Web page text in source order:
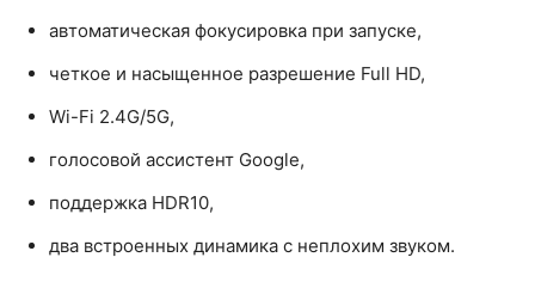
автоматическая фокусировка при запуске,
четкое и насыщенное разрешение Full HD,
Wi-Fi 2.4G/5G,
голосовой ассистент Google,
поддержка HDR10,
два встроенных динамика с неплохим звуком.